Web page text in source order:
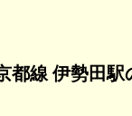
都線 伊勢田